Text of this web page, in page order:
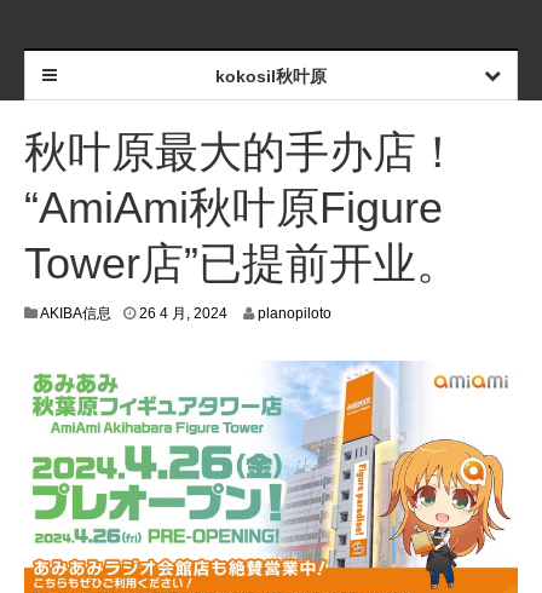
kokosil秋叶原
秋叶原最大的手办店！
“AmiAmi秋叶原Figure
Tower店”已提前开业。
AKIBA信息 26 4 月, 20242
,
2
0
2
4
planopiloto